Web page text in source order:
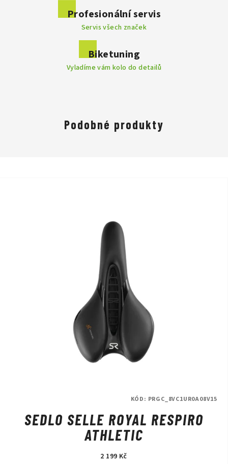
Profesionální servis
Servis všech značek
Biketuning
Vyladíme vám kolo do detailů
Podobné produkty
SEDLO SELLE ROYAL RESPIRO
ATHLETIC
2 199 Kč
KÓD: PRGC_8VC1UR0A08V15